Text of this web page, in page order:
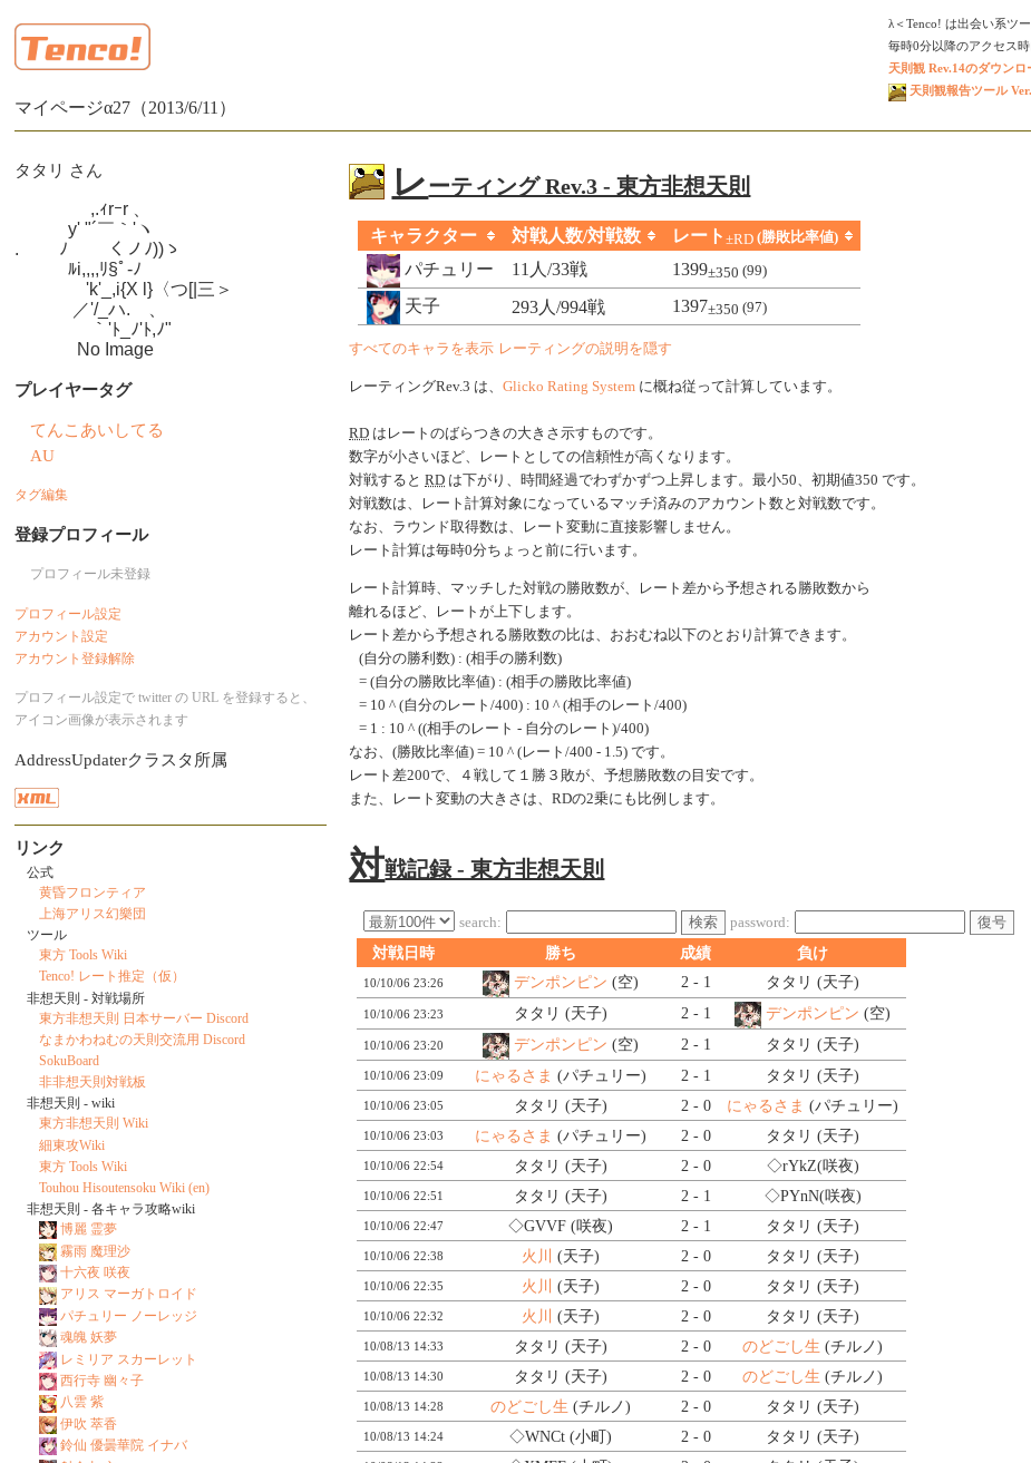
マイページα27（2013/6/11）
λ＜Tenco! は出会い系ツー
毎時0分以降のアクセス
天則観 Rev.14のダウンロ
天則観報告ツール
レーティング Rev.3 - 東方非想天則
キャラクター 対戦人数/対戦数 レート±RD (勝敗比率値)
パチュリー 11人/33戦 1399±350 (99)
天子 293人/994戦 1397±350 (97)
すべてのキャラを表示 レーティングの説明を隠す
レーティングRev.3 は、Glicko Rating System に概ね従って計算しています。
RD はレートのばらつきの大きさ示すものです。
数字が小さいほど、レートとしての信頼性が高くなります。
対戦するとRD は下がり、時間経過でわずかずつ上昇します。最小50、初期値350 です。
対戦数は、レート計算対象になっているマッチ済みのアカウント数と対戦数です。
なお、ラウンド取得数は、レート変動に直接影響しません。
レート計算は毎時0分ちょっと前に行います。
レート計算時、マッチした対戦の勝敗数が、レート差から予想される勝敗数から
離れるほど、レートが上下します。
レート差から予想される勝敗数の比は、おおむね以下のとおり計算できます。
(自分の勝利数) : (相手の勝利数)
= (自分の勝敗比率値) : (相手の勝敗比率値)
= 10 ^ (自分のレート/400) : 10 ^ (相手のレート/400)
= 1 : 10 ^ ((相手のレート - 自分のレート)/400)
なお、(勝敗比率値) = 10 ^ (レート/400 - 1.5) です。
レート差200で、４戦して１勝３敗が、予想勝敗数の目安です。
また、レート変動の大きさは、RDの2乗にも比例します。
対戦記録 - 東方非想天則
search: 検索 password:
復号
対戦日時
勝ち 成績 負け
10/10/06 23:26 デンポンピン (空) 2 - 1 タタリ (天子)
10/10/06 23:23 タタリ (天子) 2 - 1 デンポンピン (空)
10/10/06 23:20 デンポンピン (空) 2 - 1 タタリ (天子)
10/10/06 23:09 にゃるさま (パチュリー) 2 - 1 タタリ (天子)
10/10/06 23:05 タタリ (天子) 2 - 0 にゃるさま (パチュリー)
10/10/06 23:03 にゃるさま (パチュリー) 2 - 0 タタリ (天子)
10/10/06 22:54 タタリ (天子) 2 - 0 ◇rYkZ(咲夜)
10/10/06 22:51 タタリ (天子) 2 - 1 ◇PYnN(咲夜)
10/10/06 22:47 ◇GVVF (咲夜) 2 - 1 タタリ (天子)
10/10/06 22:38 火川 (天子) 2 - 0 タタリ (天子)
10/10/06 22:35 火川 (天子) 2 - 0 タタリ (天子)
10/10/06 22:32 火川 (天子) 2 - 0 タタリ (天子)
10/08/13 14:33 タタリ (天子) 2 - 0 のどごし生 (チルノ)
10/08/13 14:30 タタリ (天子) 2 - 0 のどごし生 (チルノ)
10/08/13 14:28 のどごし生 (チルノ) 2 - 0 タタリ (天子)
10/08/13 14:24 ◇WNCt (小町) 2 - 0 タタリ (天子)
タタリ さん
,.ｨrｰr 、
y' "´￣｀'ヽ
.　　 ﾉ　　 くノﾉ))ゝ
ﾙi,,,,ﾘ§ﾟ-ﾉ
'k'_,i{X l}〈つ[|三＞
／'/_ハ.ゝ、
｀'ﾄ_ﾉ'ﾄ,ﾉ"
No Image
プレイヤータグ
てんこあいしてる
AU
タグ編集
登録プロフィール
プロフィール未登録
プロフィール設定
アカウント設定
アカウント登録解除
プロフィール設定で twitter の URL を登録すると、
アイコン画像が表示されます
AddressUpdaterクラスタ所属
リンク
公式
黄昏フロンティア
上海アリス幻樂団
ツール
東方 Tools Wiki
Tenco! レート推定（仮）
非想天則 - 対戦場所
東方非想天則 日本サーバー Discord
なまかわねむの天則交流用 Discord
SokuBoard
非非想天則対戦板
非想天則 - wiki
東方非想天則 Wiki
細東攻Wiki
東方 Tools Wiki
Touhou Hisoutensoku Wiki (en)
非想天則 - 各キャラ攻略wiki
博麗 霊夢
霧雨 魔理沙
十六夜 咲夜
アリス マーガトロイド
パチュリー ノーレッジ
魂魄 妖夢
レミリア スカーレット
西行寺 幽々子
八雲 紫
伊吹 萃香
鈴仙 優曇華院 イナバ